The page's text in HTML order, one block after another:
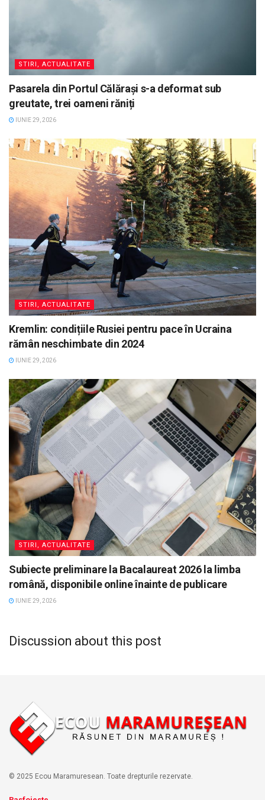
STIRI, ACTUALITATE
Pasarela din Portul Călărași s-a deformat sub
greutate, trei oameni răniți
IUNIE 29, 2026
STIRI, ACTUALITATE
Kremlin: condițiile Rusiei pentru pace în Ucraina
rămân neschimbate din 2024
IUNIE 29, 2026
STIRI, ACTUALITATE
Subiecte preliminare la Bacalaureat 2026 la limba
română, disponibile online înainte de publicare
IUNIE 29, 2026
Discussion about this post
© 2025 Ecou Maramuresean. Toate drepturile rezervate.